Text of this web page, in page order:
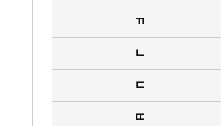
ㄲ
ㄴ
ㄷ
ㄸ